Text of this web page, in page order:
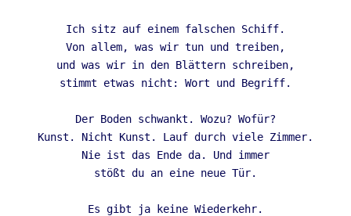
Ich sitz auf einem falschen Schiff.
Von allem, was wir tun und treiben,
und was wir in den Blättern schreiben,
stimmt etwas nicht: Wort und Begriff.
Der Boden schwankt. Wozu? Wofür?
Kunst. Nicht Kunst. Lauf durch viele Zimmer.
Nie ist das Ende da. Und immer
stößt du an eine neue Tür.
Es gibt ja keine Wiederkehr.